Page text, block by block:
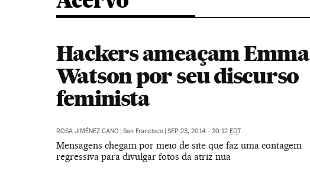
Hackers ameaçam Emma
Watson por seu discurso
feminista
ROSA JIMÉNEZ CANO | San Francisco | SEP 23, 2014 - 20:12 EDT
Mensagens chegam por meio de site que faz uma contagem
regressiva para divulgar fotos da atriz nua